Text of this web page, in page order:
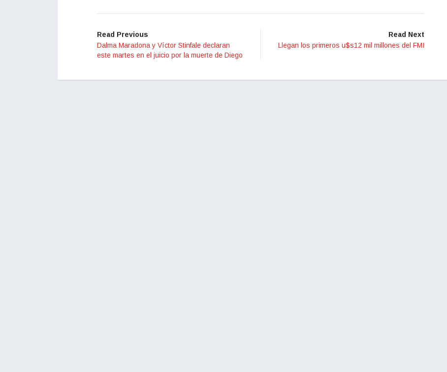
Read Previous
Dalma Maradona y Víctor Stinfale declaran
este martes en el juicio por la muerte de Diego
Read Next
Llegan los primeros u$s12 mil millones del FMI